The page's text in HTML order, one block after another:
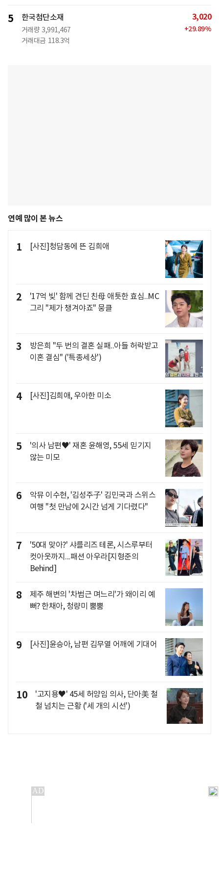
5 한국첨단소재
거래량 3,991,467
거래대금 118.3억
3,020
+29.89%
연예 많이 본 뉴스
1 [사진]청담동에 뜬 김희애
2
'17억 빚' 함께 견딘 친母 애틋한 효심..MC
그리 "제가 챙겨야죠" 뭉클
3
방은희 "두 번의 결혼 실패..아들 허락받고
이혼 결심" ('특종세상')
4 [사진]김희애, 우아한 미소
5
'의사 남편♥' 재혼 윤해영, 55세 믿기지
않는 미모
6
악뮤 이수현, '김성주子' 김민국과 스위스
여행 "첫 만남에 2시간 넘게 기다렸다"
7
'50대 맞아?' 샤를리즈 테론, 시스루부터
컷아웃까지...패션 아우라[지형준의
Behind]
8
제주 해변의 '차범근 며느리'가 왜이리 예
뻐? 한채아, 청량미 뿜뿜
9 [사진]윤승아, 남편 김무열 어깨에 기대어
10
'고지용♥' 45세 허양임 의사, 단아美 철
철 넘치는 근황 ('세 개의 시선')